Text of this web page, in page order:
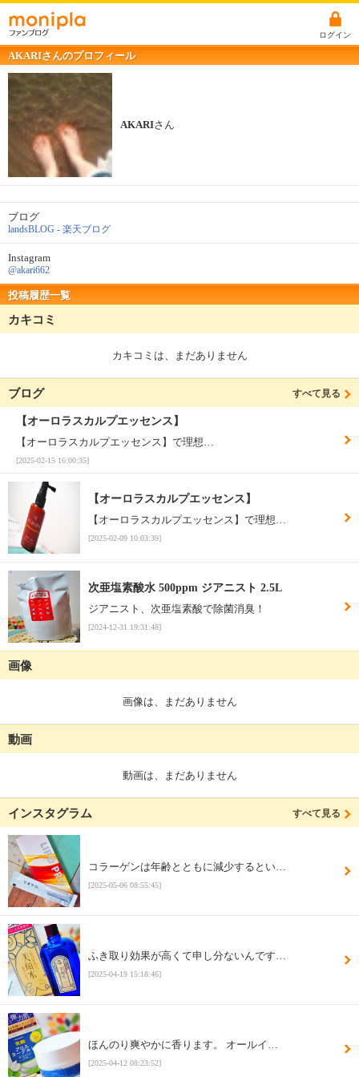
ログイン
AKARIさんのプロフィール
AKARIさん
ブログ
landsBLOG - 楽天ブログ
Instagram
@akari662
投稿履歴一覧
カキコミ
カキコミは、まだありません
ブログ すべて見る
【オーロラスカルプエッセンス】
【オーロラスカルプエッセンス】で理想…
[2025-02-15 16:00:35]
【オーロラスカルプエッセンス】
【オーロラスカルプエッセンス】で理想…
[2025-02-09 10:03:39]
次亜塩素酸水 500ppm ジアニスト 2.5L
ジアニスト、次亜塩素酸で除菌消臭！
[2024-12-31 19:31:48]
画像
画像は、まだありません
動画
動画は、まだありません
インスタグラム すべて見る
コラーゲンは年齢とともに減少するとい…
[2025-05-06 08:55:45]
ふき取り効果が高くて申し分ないんです…
[2025-04-19 15:18:46]
ほんのり爽やかに香ります。 オールイ…
[2025-04-12 08:23:52]